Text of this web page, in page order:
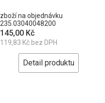
zboží na objednávku
235.03040048200
145,00 Kč
119,83 Kč bez DPH
Detail produktu